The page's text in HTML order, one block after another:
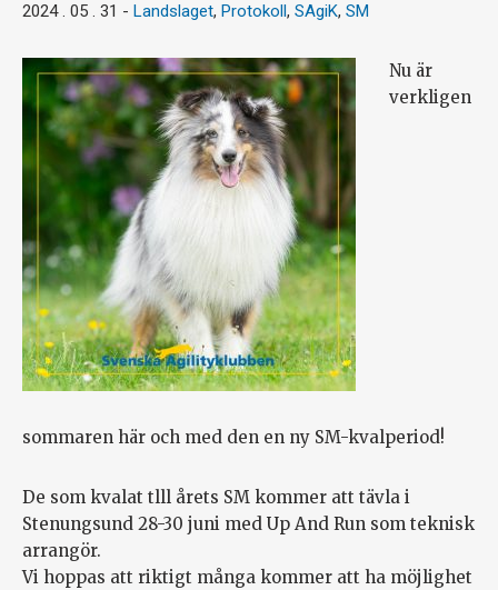
2024 . 05 . 31 - Landslaget, Protokoll , SAgiK, SM
Nu är
verkligen
sommaren här och med den en ny SM-kvalperiod!
De som kvalat tlll årets SM kommer att tävla i
Stenungsund 28-30 juni med Up And Run som teknisk
arrangör.
Vi hoppas att riktigt många kommer att ha möjlighet